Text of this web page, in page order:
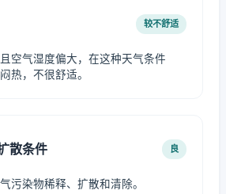
较不舒适
空气湿度偏大，在这种天气条件
热，不很舒适。
散条件 良
污染物稀释、扩散和清除。